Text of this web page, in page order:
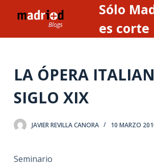
l
a
o
Sólo
es corte
LA ÓPERA
SIGLO XIX
JAVIER REVILLA CANORA 10 MARZO
Seminario